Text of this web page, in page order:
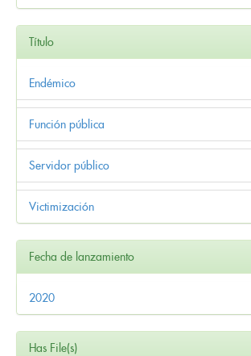
Título
Endémico
Función pública
Servidor público
Victimización
Fecha de lanzamiento
2020
Has File(s)